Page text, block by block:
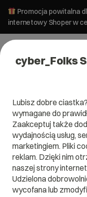
Promocja powitalna
internetowy Shoper w
Pomoc _now»
Google?
Dlaczego
widoczna w
SEO
cyber_Folks
Lubisz dobre
wymagane do
Zaakceptuj także
wydajnością usług,
marketingiem. Pliki
reklam. Dzięki nim
naszej strony
Udzielona
wycofana lub